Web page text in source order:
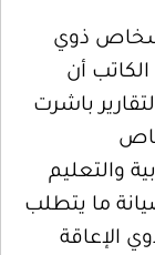
ذوي
أن
باشرت
والتعليم
ما يتطلب
الإعاقة